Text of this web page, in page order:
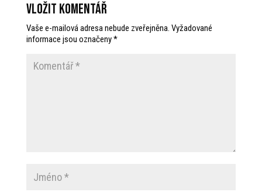
Vložit komentář
Vaše e-mailová adresa nebude zveřejněna. Vyžadované
informace jsou označeny*